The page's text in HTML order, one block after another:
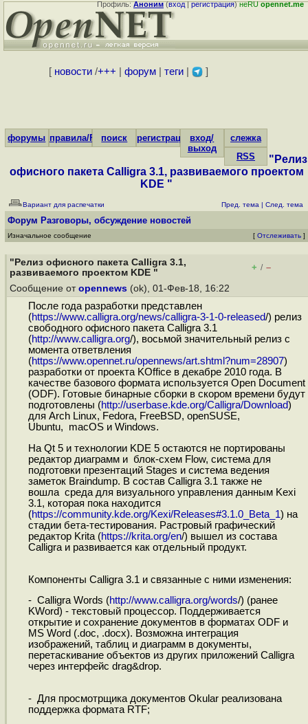
Профиль:Аноним(вход|регистрация)неRUopennet.me
[ новости/+++ форум| теги| ]
форумы правила/FAQпоиск регистрациявход/
выход
слежка
RSS
"Релиз
офисного пакета Calligra 3.1, развиваемого проектом
KDE "
Вариант для распечатки Пред. тема | След. тема
Форум Разговоры, обсуждение новостей
Изначальное сообщение [ Отслеживать ]
"Релиз офисного пакета Calligra 3.1,
развиваемого проектом KDE "
+ / –
Сообщение от opennews (ok), 01-Фев-18, 16:22
После года разработки представлен
(https://www.calligra.org/news/calligra-3-1-0-released/) релиз
свободного офисного пакета Calligra 3.1
(http://www.calligra.org/), восьмой значительный релиз с
момента ответвления
(https://www.opennet.ru/opennews/art.shtml?num=28907)
разработки от проекта KOffice в декабре 2010 года. В
качестве базового формата используется Open Document
(ODF). Готовые бинарные сборки в скором времени будут
подготовлены (http://userbase.kde.org/Calligra/Download)
для Arch Linux, Fedora, FreeBSD, openSUSE,
Ubuntu, macOS и Windows.
На Qt 5 и технологии KDE 5 остаются не портированы
редактор диаграмм и блок-схем Flow, система для
подготовки презентаций Stages и система ведения
заметок Braindump. В состав Calligra 3.1 также не
вошла среда для визуального управления данным Kexi
3.1, которая пока находится
(https://community.kde.org/Kexi/Releases#3.1.0_Beta_1) на
стадии бета-тестирования. Растровый графический
редактор Krita (https://krita.org/en/) вышел из состава
Calligra и развивается как отдельный продукт.
Компоненты Calligra 3.1 и связанные с ними изменения:
- Calligra Words (http://www.calligra.org/words/) (ранее
KWord) - текстовый процессор. Поддерживается
открытие и сохранение документов в форматах ODF и
MS Word (.doc, .docx). Возможна интеграция
изображений, таблиц и диаграмм в документы,
перетаскивание объектов из других приложений Calligra
через интерфейс drag&drop.
- Для просмотрщика документов Okular реализована
поддержка формата RTF;